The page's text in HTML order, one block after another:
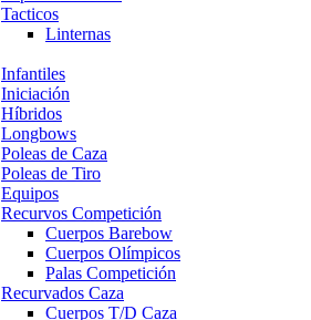
Tacticos
Linternas
Infantiles
Iniciación
Híbridos
Longbows
Poleas de Caza
Poleas de Tiro
Equipos
Recurvos Competición
Cuerpos Barebow
Cuerpos Olímpicos
Palas Competición
Recurvados Caza
Cuerpos T/D Caza